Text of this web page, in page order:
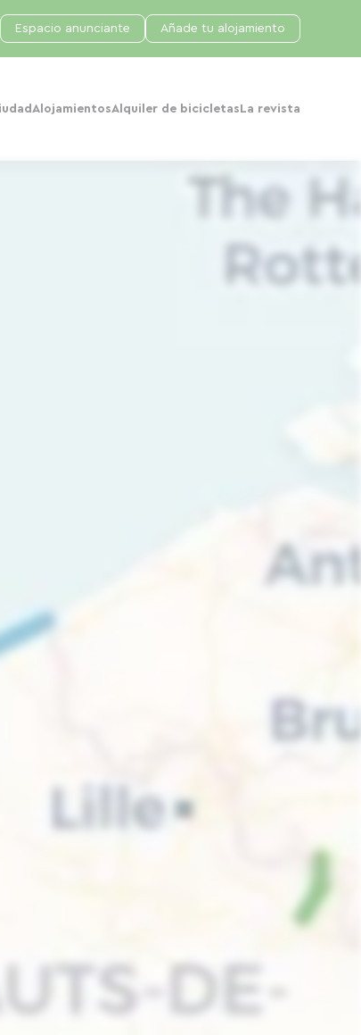
AlojamientosAlquiler de bicicletas La revista
Espacio anunciante Añade tu alojamiento